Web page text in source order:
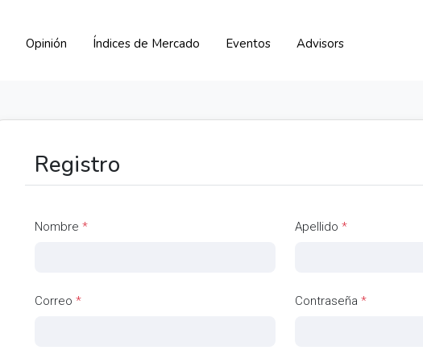
Opinión Índices de Mercado Eventos Advisors
Registro
Nombre * Apellido *
Correo * Contraseña *